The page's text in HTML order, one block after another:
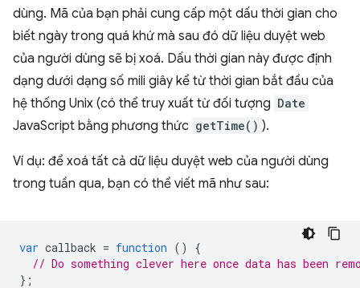
dùng. Mã của bạn phải cung cấp một dấu thời gian cho
biết ngày trong quá khứ mà sau đó dữ liệu duyệt web
của người dùng sẽ bị xoá. Dấu thời gian này được định
dạng dưới dạng số mili giây kể từ thời gian bắt đầu của
hệ thống Unix (có thể truy xuất từ đối tượng Date
JavaScript bằng phương thức getTime() ).
Ví dụ: để xoá tất cả dữ liệu duyệt web của người dùng
trong tuần qua, bạn có thể viết mã như sau:
var callback = function ()
{
// Do something clever here once data has been
};